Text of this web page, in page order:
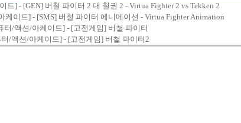
] - [GEN] 버철 파이터 2 대 철권 2 - Virtua Fighter 2 vs Tekken 2
이드] - [SMS] 버철 파이터 에니메이션 - Virtua Fighter Animation
터/액션/아케이드] - [고전게임] 버철 파이터
/액션/아케이드] - [고전게임] 버철 파이터2